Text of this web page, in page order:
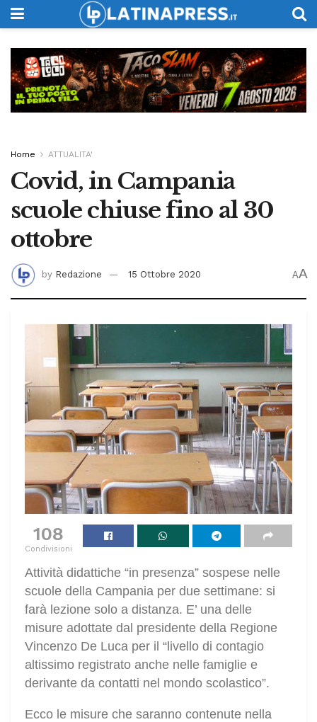
Home ATTUALITA'
Covid, in Campania
scuole chiuse fino al 30
ottobre
by Redazione 15 Ottobre 2020 AA
108
Condivisioni
Attività didattiche “in presenza” sospese nelle
scuole della Campania per due settimane: si
farà lezione solo a distanza. E’ una delle
misure adottate dal presidente della Regione
Vincenzo De Luca per il “livello di contagio
altissimo registrato anche nelle famiglie e
derivante da contatti nel mondo scolastico”.
Ecco le misure che saranno contenute nella